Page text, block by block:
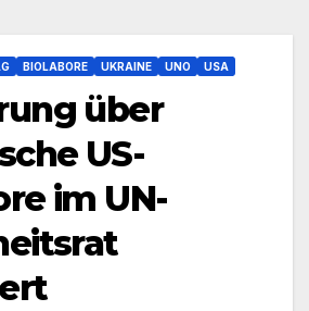
BIOLABORE UKRAINE UNO USA
über
US-
im UN-